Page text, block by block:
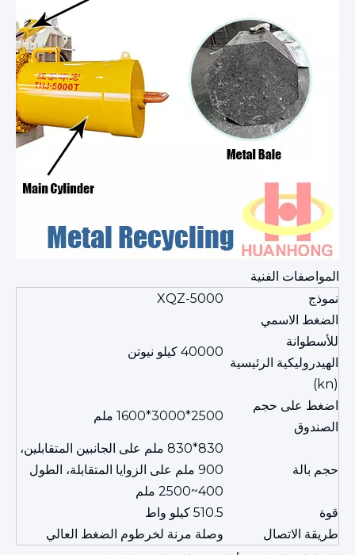
المواصفات الفنية
نموذج
XQZ-5000
الضغط الاسمي
للأسطوانة
الهيدروليكية الرئيسية
(kn)
40000 كيلو نيوتن
اضغط على حجم
الصندوق
2500*3000*1600 ملم
حجم بالة
830*830 ملم على الجانبين المتقابلين،
900 ملم على الزوايا المتقابلة، الطول
400~2500 ملم
قوة
510.5 كيلو واط
طريقة الاتصال
وصلة مرنة لخرطوم الضغط العالي